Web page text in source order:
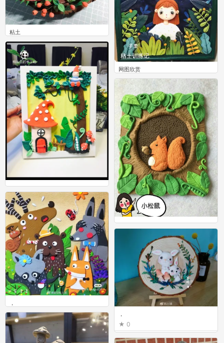
粘土
0
，
，
0 ，
0
网图欣赏
0
，
0